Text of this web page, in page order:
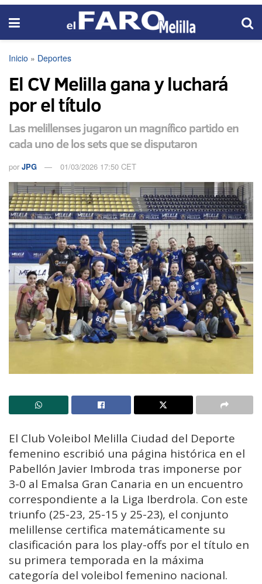
Inicio » Deportes
El CV Melilla gana y luchará
por el título
Las melillenses jugaron un magnífico partido en
cada uno de los sets que se disputaron
por JPG 01/03/2026 17:50 CET
El Club Voleibol Melilla Ciudad del Deporte
femenino escribió una página histórica en el
Pabellón Javier Imbroda tras imponerse por
3-0 al Emalsa Gran Canaria en un encuentro
correspondiente a la Liga Iberdrola. Con este
triunfo (25-23, 25-15 y 25-23), el conjunto
melillense certifica matemáticamente su
clasificación para los play-offs por el título en
su primera temporada en la máxima
categoría del voleibol femenino nacional.